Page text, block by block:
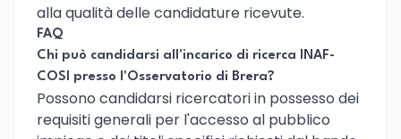
alla qualità delle candidature ricevute.
FAQ
Chi può candidarsi all'incarico di ricerca INAF-
COSI presso l'Osservatorio di Brera?
Possono candidarsi ricercatori in possesso dei
requisiti generali per l'accesso al pubblico